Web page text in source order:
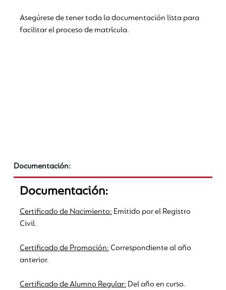
Asegúrese de tener toda la documentación lista para
facilitar el proceso de matrícula.
Documentación:
Documentación:
Certificado de Nacimiento: Emitido por el Registro
Civil.
Certificado de Promoción: Correspondiente al año
anterior.
Certificado de Alumno Regular: Del año en curso.